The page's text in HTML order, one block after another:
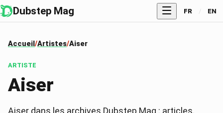
Dubstep Mag FR / EN
Accueil Artistes Aiser
ARTISTE
Aiser
Aiser dans les archives Dubstep Mag : articles,